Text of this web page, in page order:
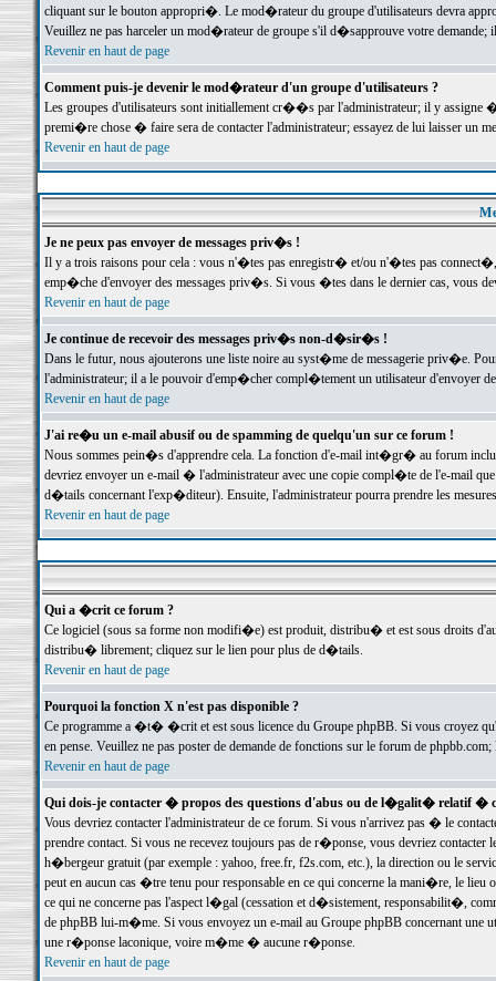
cliquant sur le bouton appropri�. Le mod�rateur du groupe d'utilisateurs devra
Veuillez ne pas harceler un mod�rateur de groupe s'il d�sapprouve votre demande;
Revenir en haut de page
Comment puis-je devenir le mod�rateur d'un groupe d'utilisateurs ?
Les groupes d'utilisateurs sont initiallement cr��s par l'administrateur; il y
premi�re chose � faire sera de contacter l'administrateur; essayez de lui laisser un
Revenir en haut de page
Je ne peux pas envoyer de messages priv�s !
Il y a trois raisons pour cela : vous n'�tes pas enregistr� et/ou n'�tes pas
emp�che d'envoyer des messages priv�s. Si vous �tes dans le dernier cas, vous
Revenir en haut de page
Je continue de recevoir des messages priv�s non-d�sir�s !
Dans le futur, nous ajouterons une liste noire au syst�me de messagerie priv�e.
l'administrateur; il a le pouvoir d'emp�cher compl�tement un utilisateur d'envoyer
Revenir en haut de page
J'ai re�u un e-mail abusif ou de spamming de quelqu'un sur ce forum !
Nous sommes pein�s d'apprendre cela. La fonction d'e-mail int�gr� au forum inclut
devriez envoyer un e-mail � l'administrateur avec une copie compl�te de l'e-mail
d�tails concernant l'exp�diteur). Ensuite, l'administrateur pourra prendre les
Revenir en haut de page
Qui a �crit ce forum ?
Ce logiciel (sous sa forme non modifi�e) est produit, distribu� et est sous droits
distribu� librement; cliquez sur le lien pour plus de d�tails.
Revenir en haut de page
Pourquoi la fonction X n'est pas disponible ?
Ce programme a �t� �crit et est sous licence du Groupe phpBB. Si vous croyez
en pense. Veuillez ne pas poster de demande de fonctions sur le forum de
Revenir en haut de page
Qui dois-je contacter � propos des questions d'abus ou de l�galit� relatif �
Vous devriez contacter l'administrateur de ce forum. Si vous n'arrivez pas � le
prendre contact. Si vous ne recevez toujours pas de r�ponse, vous devriez
h�bergeur gratuit (par exemple : yahoo, free.fr, f2s.com, etc.), la direction ou le
peut en aucun cas �tre tenu pour responsable en ce qui concerne la mani�re, le
ce qui ne concerne pas l'aspect l�gal (cessation et d�sistement, responsabilit�,
de phpBB lui-m�me. Si vous envoyez un e-mail au Groupe phpBB concernant une
une r�ponse laconique, voire m�me � aucune r�ponse.
Revenir en haut de page